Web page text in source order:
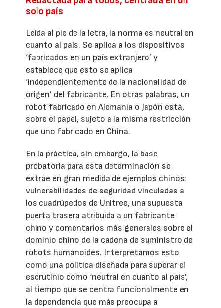
solo país
Leída al pie de la letra, la norma es neutral en
cuanto al país. Se aplica a los dispositivos
‘fabricados en un país extranjero’ y
establece que esto se aplica
‘independientemente de la nacionalidad de
origen’ del fabricante. En otras palabras, un
robot fabricado en Alemania o Japón está,
sobre el papel, sujeto a la misma restricción
que uno fabricado en China.
En la práctica, sin embargo, la base
probatoria para esta determinación se
extrae en gran medida de ejemplos chinos:
vulnerabilidades de seguridad vinculadas a
los cuadrúpedos de Unitree, una supuesta
puerta trasera atribuida a un fabricante
chino y comentarios más generales sobre el
dominio chino de la cadena de suministro de
robots humanoides. Interpretamos esto
como una política diseñada para superar el
escrutinio como ‘neutral en cuanto al país’,
al tiempo que se centra funcionalmente en
la dependencia que más preocupa a